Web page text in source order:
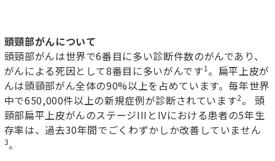
頭頸部がんについて
頭頸部がんは世界で6番目に多い診断件数のがんであり、
がんによる死因として8番目に多いがんです1 。扁平上皮が
んは頭頸部がん全体の90%以上を占めています。毎年世界
中で650,000件以上の新規症例が診断されています2。 頭
頸部扁平上皮がんのステージIIIとIVにおける患者の5年生
存率は、過去30年間でごくわずかしか改善していません
3。